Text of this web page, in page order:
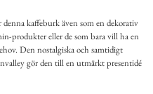
kaffeburk även som en dekorativ
produkter eller de som bara vill ha en
Den nostalgiska och samtidigt
gör den till en utmärkt presentidé